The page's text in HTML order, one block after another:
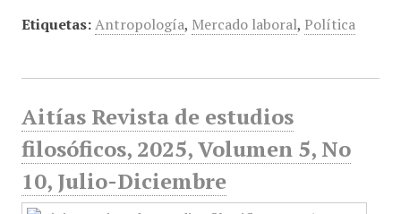
Etiquetas: Antropología, Mercado laboral, Política
Aitías Revista de estudios
filosóficos, 2025, Volumen 5, No
10, Julio-Diciembre